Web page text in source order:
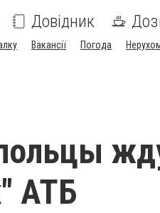
Довідник
Вакансії Погода
АТБ